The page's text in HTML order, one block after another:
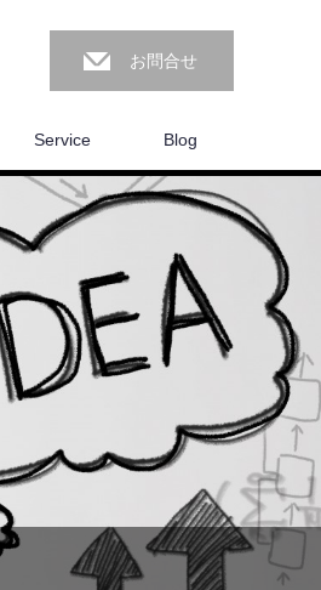
お問合せ
Service Blog